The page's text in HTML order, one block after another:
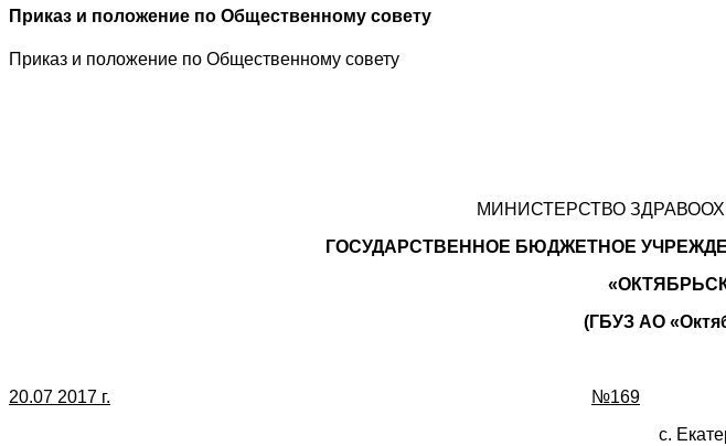
Приказ и положение по Общественному совету
Приказ и положение по Общественному совету
МИНИСТЕРСТВО
ГОСУДАРСТВЕННОЕ БЮДЖЕТНОЕ
(ГБУЗ АО
20.07 2017 г.
№169
с.